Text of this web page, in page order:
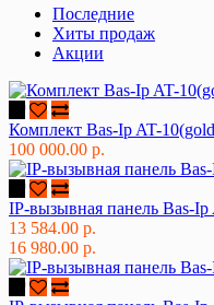
Последние
Хиты продаж
Акции
Комплект Bas-Ip AT-
100 000.00 р.
IP-вызывная панель Bas-Ip
13 584.00 р.
16 980.00 р.